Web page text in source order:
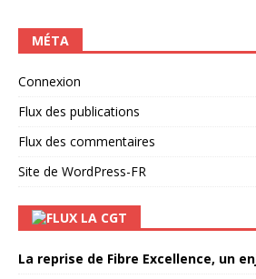
MÉTA
Connexion
Flux des publications
Flux des commentaires
Site de WordPress-FR
LA CGT
La reprise de Fibre Excellence, un